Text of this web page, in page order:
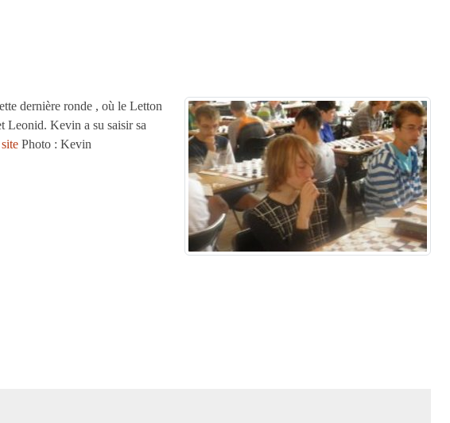
dernière ronde , où le Letton
Leonid. Kevin a su saisir sa
Photo : Kevin